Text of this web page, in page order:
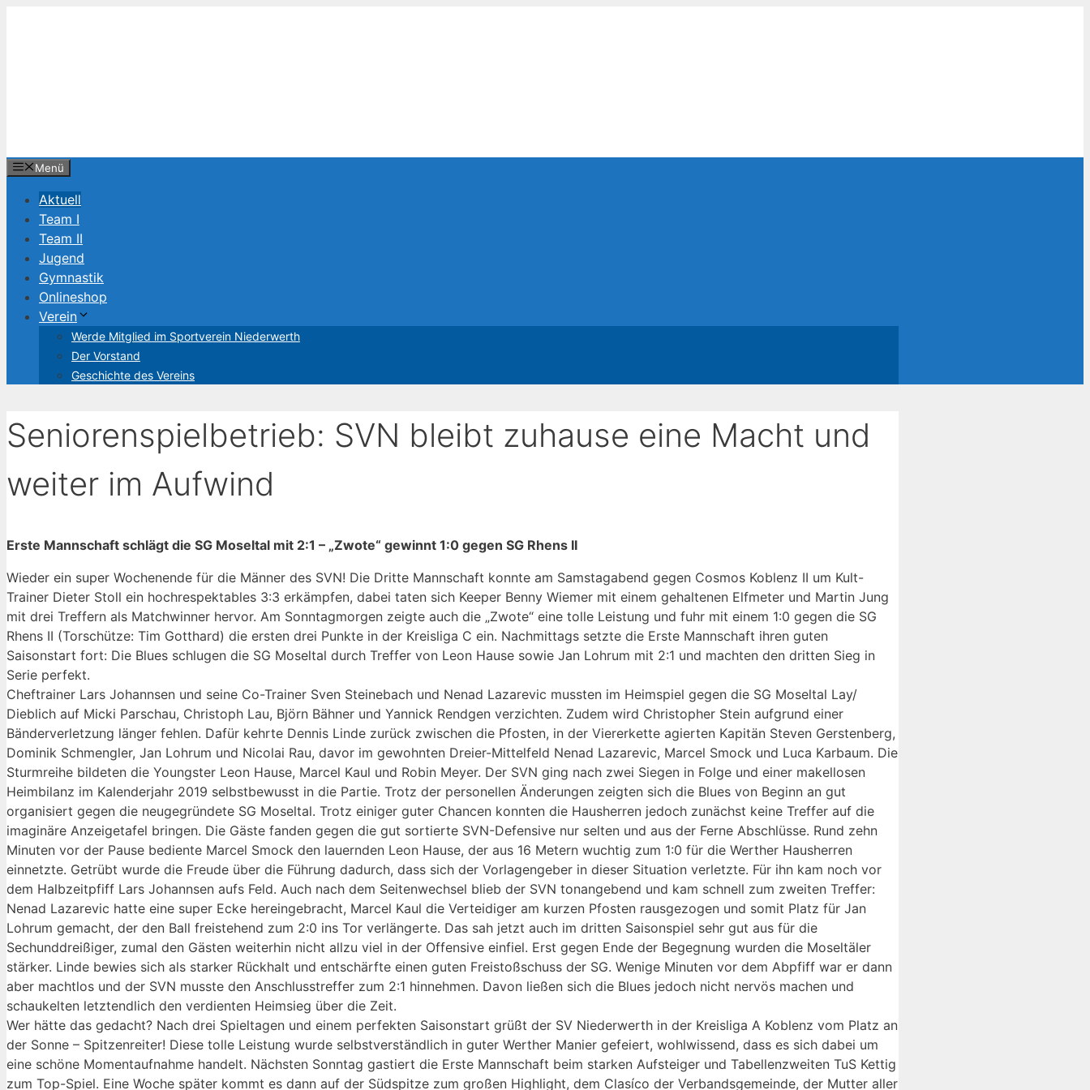
Menü
Aktuell
Team I
Team II
Jugend
Gymnastik
Onlineshop
Verein
Werde Mitglied im Sportverein Niederwerth
Der Vorstand
Geschichte des Vereins
Seniorenspielbetrieb: SVN bleibt zuhause eine Macht und
weiter im Aufwind
Erste Mannschaft schlägt die SG Moseltal mit 2:1 – „Zwote“ gewinnt 1:0 gegen SG Rhens II
Wieder ein super Wochenende für die Männer des SVN! Die Dritte Mannschaft konnte am Samstagabend gegen Cosmos Koblenz II um Kult-
Trainer Dieter Stoll ein hochrespektables 3:3 erkämpfen, dabei taten sich Keeper Benny Wiemer mit einem gehaltenen Elfmeter und Martin Jung
mit drei Treffern als Matchwinner hervor. Am Sonntagmorgen zeigte auch die „Zwote“ eine tolle Leistung und fuhr mit einem 1:0 gegen die SG
Rhens II (Torschütze: Tim Gotthard) die ersten drei Punkte in der Kreisliga C ein. Nachmittags setzte die Erste Mannschaft ihren guten
Saisonstart fort: Die Blues schlugen die SG Moseltal durch Treffer von Leon Hause sowie Jan Lohrum mit 2:1 und machten den dritten Sieg in
Serie perfekt.
Cheftrainer Lars Johannsen und seine Co-Trainer Sven Steinebach und Nenad Lazarevic mussten im Heimspiel gegen die SG Moseltal Lay/
Dieblich auf Micki Parschau, Christoph Lau, Björn Bähner und Yannick Rendgen verzichten. Zudem wird Christopher Stein aufgrund einer
Bänderverletzung länger fehlen. Dafür kehrte Dennis Linde zurück zwischen die Pfosten, in der Viererkette agierten Kapitän Steven Gerstenberg,
Dominik Schmengler, Jan Lohrum und Nicolai Rau, davor im gewohnten Dreier-Mittelfeld Nenad Lazarevic, Marcel Smock und Luca Karbaum. Die
Sturmreihe bildeten die Youngster Leon Hause, Marcel Kaul und Robin Meyer. Der SVN ging nach zwei Siegen in Folge und einer makellosen
Heimbilanz im Kalenderjahr 2019 selbstbewusst in die Partie. Trotz der personellen Änderungen zeigten sich die Blues von Beginn an gut
organisiert gegen die neugegründete SG Moseltal. Trotz einiger guter Chancen konnten die Hausherren jedoch zunächst keine Treffer auf die
imaginäre Anzeigetafel bringen. Die Gäste fanden gegen die gut sortierte SVN-Defensive nur selten und aus der Ferne Abschlüsse. Rund zehn
Minuten vor der Pause bediente Marcel Smock den lauernden Leon Hause, der aus 16 Metern wuchtig zum 1:0 für die Werther Hausherren
einnetzte. Getrübt wurde die Freude über die Führung dadurch, dass sich der Vorlagengeber in dieser Situation verletzte. Für ihn kam noch vor
dem Halbzeitpfiff Lars Johannsen aufs Feld. Auch nach dem Seitenwechsel blieb der SVN tonangebend und kam schnell zum zweiten Treffer:
Nenad Lazarevic hatte eine super Ecke hereingebracht, Marcel Kaul die Verteidiger am kurzen Pfosten rausgezogen und somit Platz für Jan
Lohrum gemacht, der den Ball freistehend zum 2:0 ins Tor verlängerte. Das sah jetzt auch im dritten Saisonspiel sehr gut aus für die
Sechunddreißiger, zumal den Gästen weiterhin nicht allzu viel in der Offensive einfiel. Erst gegen Ende der Begegnung wurden die Moseltäler
stärker. Linde bewies sich als starker Rückhalt und entschärfte einen guten Freistoßschuss der SG. Wenige Minuten vor dem Abpfiff war er dann
aber machtlos und der SVN musste den Anschlusstreffer zum 2:1 hinnehmen. Davon ließen sich die Blues jedoch nicht nervös machen und
schaukelten letztendlich den verdienten Heimsieg über die Zeit.
Wer hätte das gedacht? Nach drei Spieltagen und einem perfekten Saisonstart grüßt der SV Niederwerth in der Kreisliga A Koblenz vom Platz an
der Sonne – Spitzenreiter! Diese tolle Leistung wurde selbstverständlich in guter Werther Manier gefeiert, wohlwissend, dass es sich dabei um
eine schöne Momentaufnahme handelt. Nächsten Sonntag gastiert die Erste Mannschaft beim starken Aufsteiger und Tabellenzweiten TuS Kettig
zum Top-Spiel. Eine Woche später kommt es dann auf der Südspitze zum großen Highlight, dem Clasíco der Verbandsgemeinde, der Mutter aller